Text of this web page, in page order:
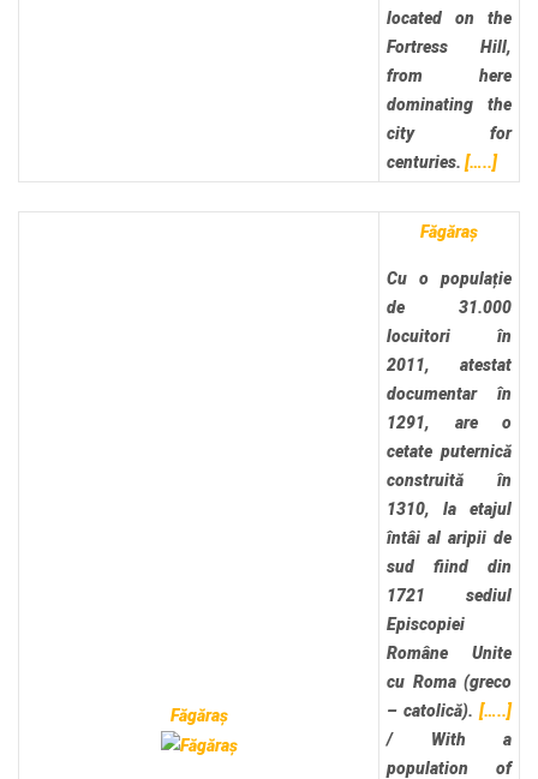
located on the
Fortress Hill,
from here
dominating the
city for
centuries. […..]
Făgăraș
Făgăraș
Cu o populație
de 31.000
locuitori în
2011, atestat
documentar în
1291, are o
cetate puternică
construită în
1310, la etajul
întâi al aripii de
sud fiind din
1721 sediul
Episcopiei
Române Unite
cu Roma (greco
– catolică). […..]
/ With a
population of